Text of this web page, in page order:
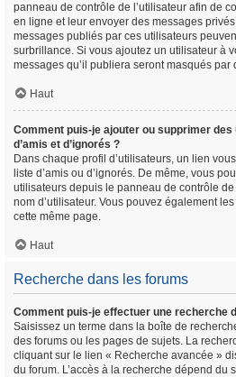
panneau de contrôle de l’utilisateur afin de
en ligne et leur envoyer des messages
messages publiés par ces utilisateurs
surbrillance. Si vous ajoutez un utilisateur à
messages qu’il publiera seront masqués par
Haut
Comment puis-je ajouter ou supprimer
d’amis et d’ignorés ?
Dans chaque profil d’utilisateurs, un lien
liste d’amis ou d’ignorés. De même, vous
utilisateurs depuis le panneau de contrôle
nom d’utilisateur. Vous pouvez également
cette même page.
Haut
Recherche dans les forums
Comment puis-je effectuer une recherche
Saisissez un terme dans la boîte de
des forums ou les pages de sujets. La
cliquant sur le lien « Recherche avancée »
du forum. L’accès à la recherche dépend du